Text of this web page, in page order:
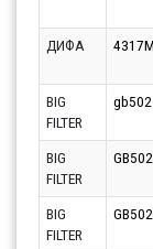
ДИФА 4317M
BIG
FILTER
gb502
BIG
FILTER
BIG
FILTER